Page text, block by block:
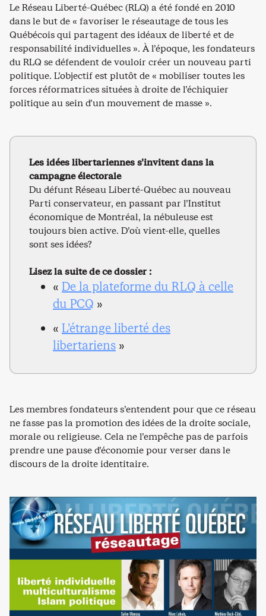
Le Réseau Liberté-Québec (RLQ) a été fondé en 2010
dans le but de « favoriser le réseautage de tous les
Québécois qui partagent des idéaux de liberté et de
responsabilité individuelles ». À l’époque, les fondateurs
du RLQ se défendent de vouloir créer un nouveau parti
politique. L’objectif est plutôt de « mobiliser toutes les
forces réformatrices situées à droite de l’échiquier
politique au sein d’un mouvement de masse ».
Les idées libertariennes s’invitent dans la
campagne électorale
Du défunt Réseau Liberté-Québec au nouveau
Parti conservateur, en passant par l’Institut
économique de Montréal, la nébuleuse est
toujours bien active. D’où vient-elle, quelles
sont ses idées?
Lisez la suite de ce dossier :
« De la plateforme du RLQ à celle
du PCQ »
« L’étrange liberté des
libertariens »
Les membres fondateurs s’entendent pour que ce réseau
ne fasse pas la promotion des idées de la droite sociale,
morale ou religieuse. Cela ne l’empêche pas de parfois
prendre une pause d’économie pour verser dans le
discours de la droite identitaire.